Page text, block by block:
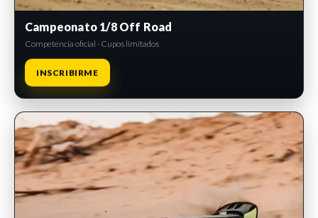
Campeonato 1/8 Off Road
Competencia oficial · Cupos limitados
INSCRIBIRME
INSCRIPCIONES ABIERTAS